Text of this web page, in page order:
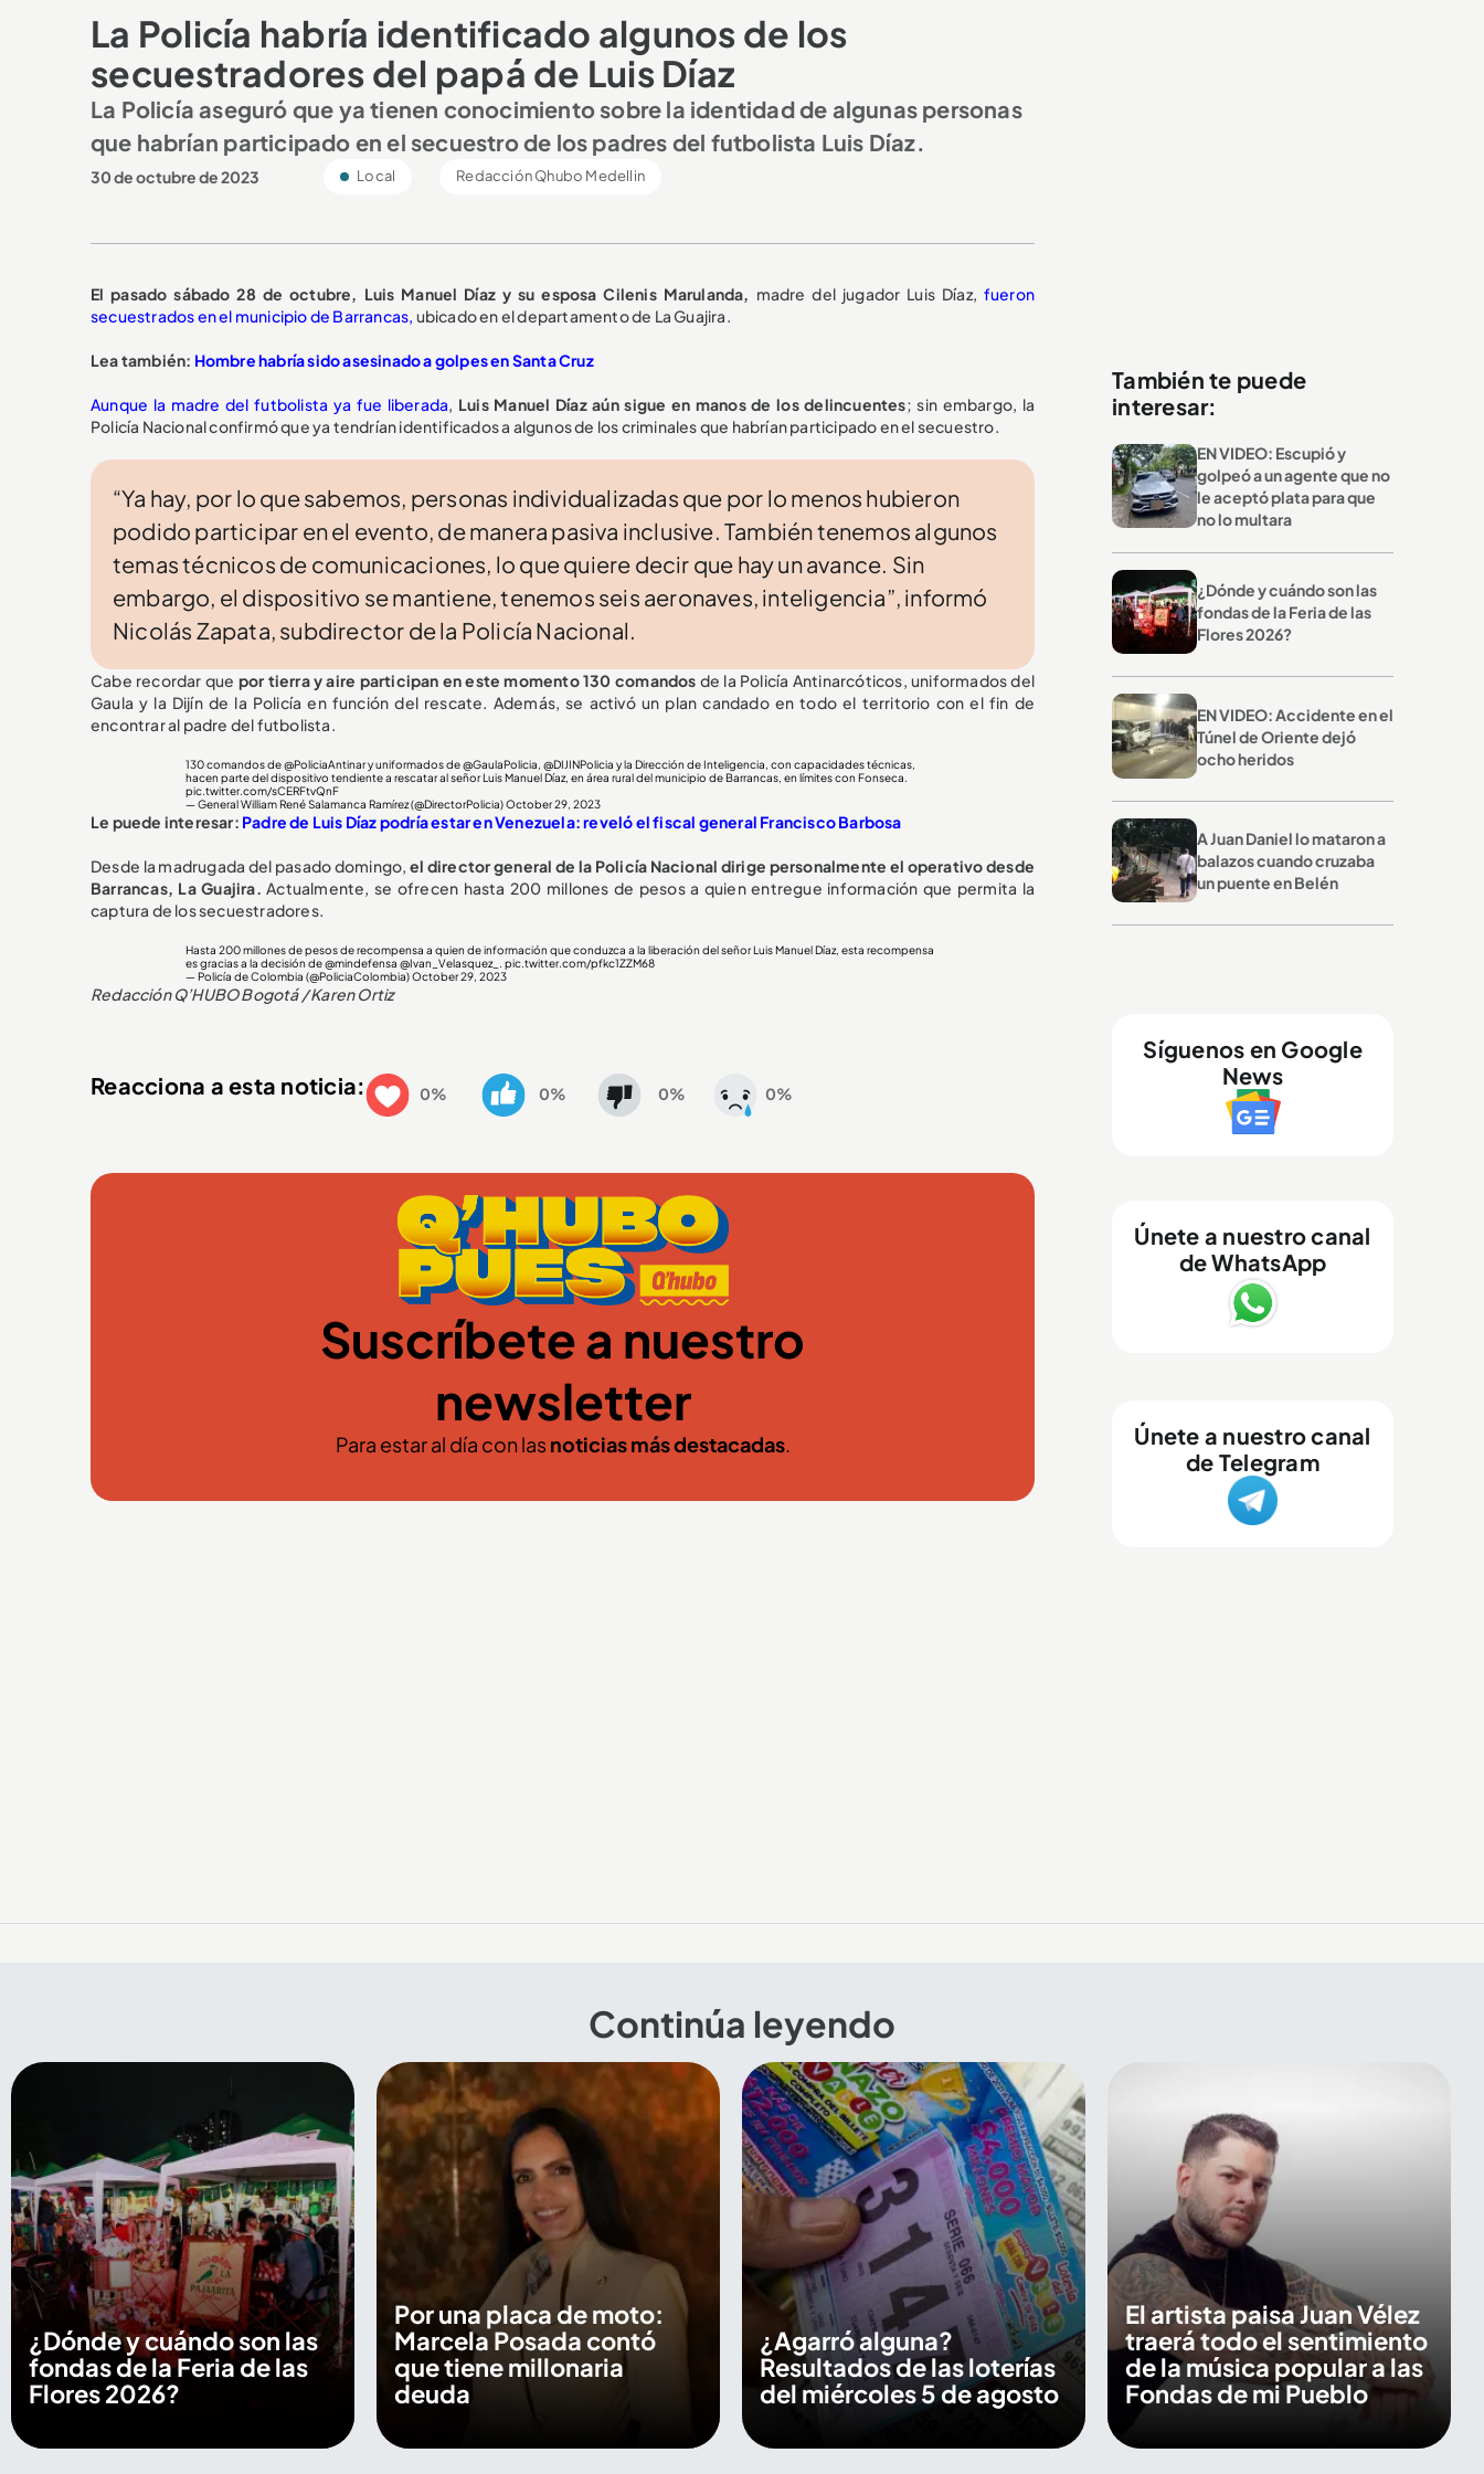
La Policía habría identificado algunos de los
secuestradores del papá de Luis Díaz
La Policía aseguró que ya tienen conocimiento sobre la identidad de algunas personas
que habrían participado en el secuestro de los padres del futbolista Luis Díaz.
30 de octubre de 2023 Local Redacción Qhubo Medellin
El pasado sábado 28 de octubre, Luis Manuel Díaz y su esposa Cilenis Marulanda, madre del jugador Luis Díaz, fueron
secuestrados en el municipio de Barrancas, ubicado en el departamento de La Guajira.
Lea también: Hombre habría sido asesinado a golpes en Santa Cruz
Aunque la madre del futbolista ya fue liberada, Luis Manuel Díaz aún sigue en manos de los delincuentes; sin embargo, la
Policía Nacional confirmó que ya tendrían identificados a algunos de los criminales que habrían participado en el secuestro.
“Ya hay, por lo que sabemos, personas individualizadas que por lo menos hubieron
podido participar en el evento, de manera pasiva inclusive. También tenemos algunos
temas técnicos de comunicaciones, lo que quiere decir que hay un avance. Sin
embargo, el dispositivo se mantiene, tenemos seis aeronaves, inteligencia”, informó
Nicolás Zapata, subdirector de la Policía Nacional.
Cabe recordar que por tierra y aire participan en este momento 130 comandos de la Policía Antinarcóticos, uniformados del
Gaula y la Dijín de la Policía en función del rescate. Además, se activó un plan candado en todo el territorio con el fin de
encontrar al padre del futbolista.
130 comandos de@PoliciaAntinary uniformados de@GaulaPolicia @DIJINPolicia y la Dirección de Inteligencia, con capacidades técnicas,
hacen parte del dispositivo tendiente a rescatar al señor Luis Manuel Díaz, en área rural del municipio de Barrancas, en límites con Fonseca.
pic.twitter.com/sCERFtvQnF
— General William René Salamanca Ramírez (@DirectorPolicia)October 29, 2023
Le puede interesar: Padre de Luis Díaz podría estar en Venezuela: reveló el fiscal general Francisco Barbosa
Desde la madrugada del pasado domingo, el director general de la Policía Nacional dirige personalmente el operativo desde
Barrancas, La Guajira. Actualmente, se ofrecen hasta 200 millones de pesos a quien entregue información que permita la
captura de los secuestradores.
Hasta 200 millones de pesos de recompensa a quien de información que conduzca a la liberación del señor Luis Manuel Díaz, esta recompensa
es gracias a la decisión de@mindefensa @Ivan_Velasquez_
pic.twitter.com/pfkc1ZZM68
— Policía de Colombia (@PoliciaColombia)October 29, 2023
Redacción Q’HUBO Bogotá / Karen Ortiz
Reacciona a esta noticia: 0% 0% 0% 0%
Suscríbete a nuestro
newsletter
Para estar al día con lasnoticias más destacadas.
También te puede
interesar:
EN VIDEO: Escupió y
golpeó a un agente que no
le aceptó plata para que
no lo multara
¿Dónde y cuándo son las
fondas de la Feria de las
Flores 2026?
EN VIDEO: Accidente en el
Túnel de Oriente dejó
ocho heridos
A Juan Daniel lo mataron a
balazos cuando cruzaba
un puente en Belén
Síguenos en Google
News
Únete a nuestro canal
de WhatsApp
Únete a nuestro canal
de Telegram
Continúa leyendo
¿Dónde y cuándo son las
fondas de la Feria de las
Flores 2026?
Por una placa de moto:
Marcela Posada contó
que tiene millonaria
deuda
¿Agarró alguna?
Resultados de las loterías
del miércoles 5 de agosto
El artista paisa Juan Vélez
traerá todo el sentimiento
de la música popular a las
Fondas de mi Pueblo